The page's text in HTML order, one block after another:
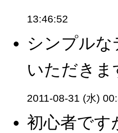
13:46:52
シンプル
いただき
2011-08-31 (水)
初心者です